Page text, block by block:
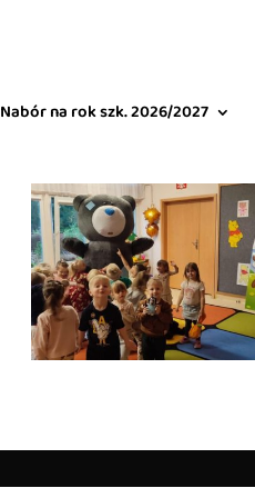
Nabór na rok szk. 2026/2027